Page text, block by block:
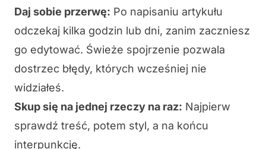
Daj sobie przerwę: Po napisaniu artykułu
odczekaj kilka godzin lub dni, zanim zaczniesz
go edytować. Świeże spojrzenie pozwala
dostrzec błędy, których wcześniej nie
widziałeś.
Skup się na jednej rzeczy na raz: Najpierw
sprawdź treść, potem styl, a na końcu
interpunkcję.